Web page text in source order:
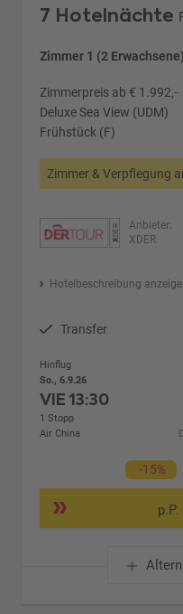
7 Hotelnächte
Zimmer 1 (2 Erwachsene)
Zimmerpreis ab € 1.992,-
Deluxe Sea View (UDM)
Frühstück (F)
Zimmer & Verpflegung
Anbieter:
XDER
Hotelbeschreibung
Transfer
Hinflug
So., 6.9.26
VIE13:30
1 Stopp
Air China
-15%